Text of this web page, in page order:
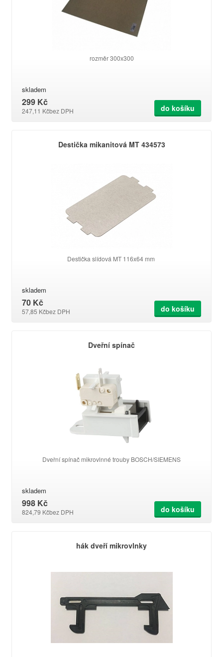
rozměr 300x300
skladem
299 Kč
247,11 Kčbez DPH do košíku
Destička mikanitová MT 434573
Destička slídová MT 116x64 mm
skladem
70 Kč
57,85 Kčbez DPH do košíku
Dveřní spínač
Dveřní spínač mikrovlnné trouby BOSCH/SIEMENS
skladem
998 Kč
824,79 Kčbez DPH do košíku
hák dveří mikrovlnky